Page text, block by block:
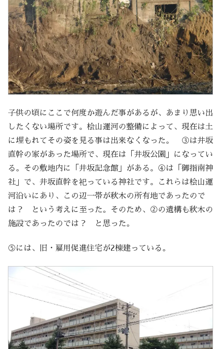
子供の頃にここで何度か遊んだ事があるが、あまり思い出
したくない場所です。桧山運河の整備によって、現在は土
に埋もれてその姿を見る事は出来なくなった。 ③は井坂
直幹の家があった場所で、現在は「井坂公園」になってい
る。その敷地内に「井坂記念館」がある。④は「御指南神
社」で、井坂直幹を祀っている神社です。これらは桧山運
河沿いにあり、この辺一帯が秋木の所有地であったので
は？ という考えに至った。そのため、②の遺構も秋木の
施設であったのでは？ と思った。
⑤には、旧・雇用促進住宅が2棟建っている。